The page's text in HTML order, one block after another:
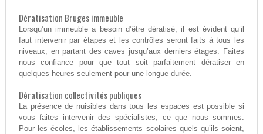
Dératisation Bruges immeuble
Lorsqu’un immeuble a besoin d’être dératisé, il est évident qu’il
faut intervenir par étapes et les contrôles seront faits à tous les
niveaux, en partant des caves jusqu’aux derniers étages. Faites
nous confiance pour que tout soit parfaitement dératiser en
quelques heures seulement pour une longue durée.
Dératisation collectivités publiques
La présence de nuisibles dans tous les espaces est possible si
vous faites intervenir des spécialistes, ce que nous sommes.
Pour les écoles, les établissements scolaires quels qu’ils soient,